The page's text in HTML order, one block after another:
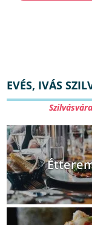
EVÉS, IVÁS